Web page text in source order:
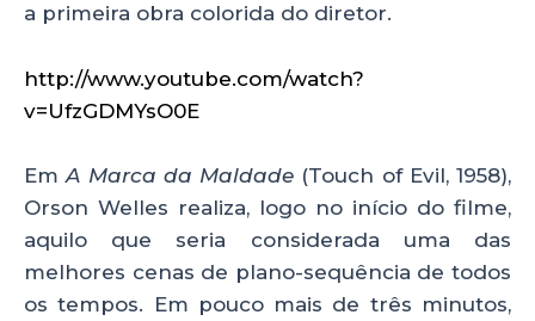
a primeira obra colorida do diretor.
http://www.youtube.com/watch?
v=UfzGDMYsO0E
EmA Marca da Maldade (Touch of Evil, 1958),
Orson Welles realiza, logo no início do filme,
aquilo que seria considerada uma das
melhores cenas de plano-sequência de todos
os tempos. Em pouco mais de três minutos,